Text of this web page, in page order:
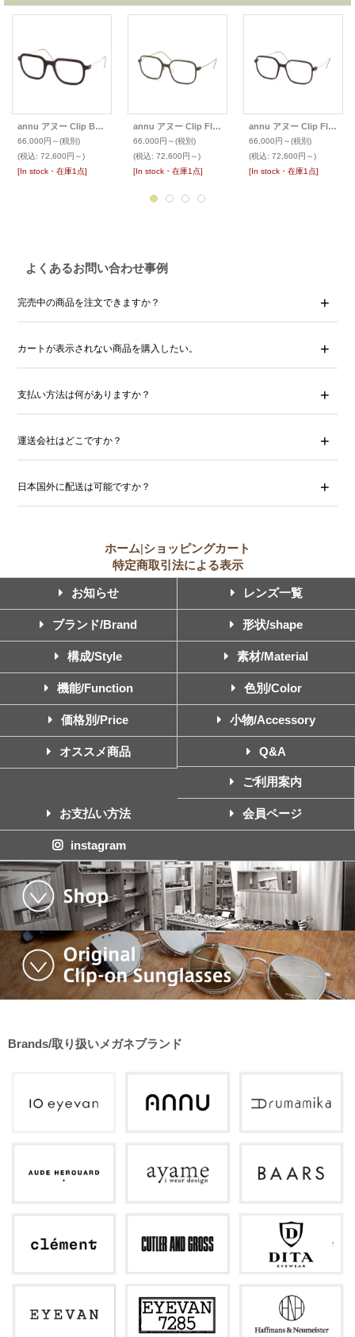
annu アヌー Clip Bold/Float メガネ Square 15 L 金属アームパット
66,000円～(税別)
(税込: 72,600円～)
[In stock・在庫1点]
annu アヌー Clip Float メガネ Square 17 M 金属アームパット
66,000円～(税別)
(税込: 72,600円～)
[In stock・在庫1点]
annu アヌー Clip Float メガネ Square 17 M 金属アームパット
66,000円～(税別)
(税込: 72,600円～)
[In stock・在庫1点]
よくあるお問い合わせ事例
完売中の商品を注文できますか？
カートが表示されない商品を購入したい。
支払い方法は何がありますか？
運送会社はどこですか？
日本国外に配送は可能ですか？
ホーム|ショッピングカート
特定商取引法による表示
お知らせ レンズ一覧
ブランド/Brand 形状/shape
構成/Style 素材/Material
機能/Function 色別/Color
価格別/Price 小物/Accessory
オススメ商品 Q&A
ご利用案内
お支払い方法 会員ページ
instagram
Brands/取り扱いメガネブランド